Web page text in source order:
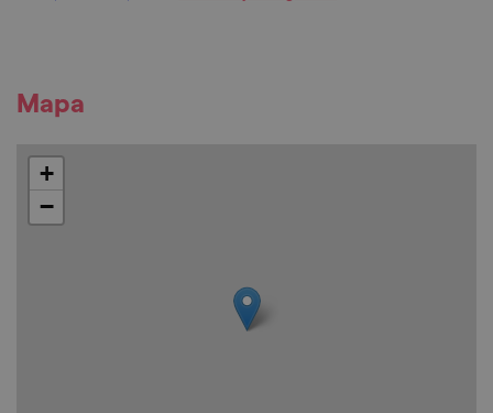
Mapa
+
−